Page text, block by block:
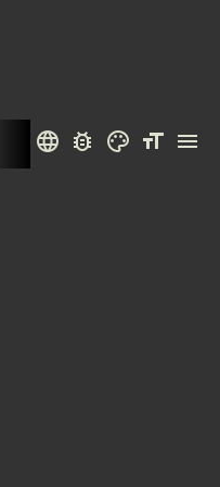
language bug_report color_lens format_size menu